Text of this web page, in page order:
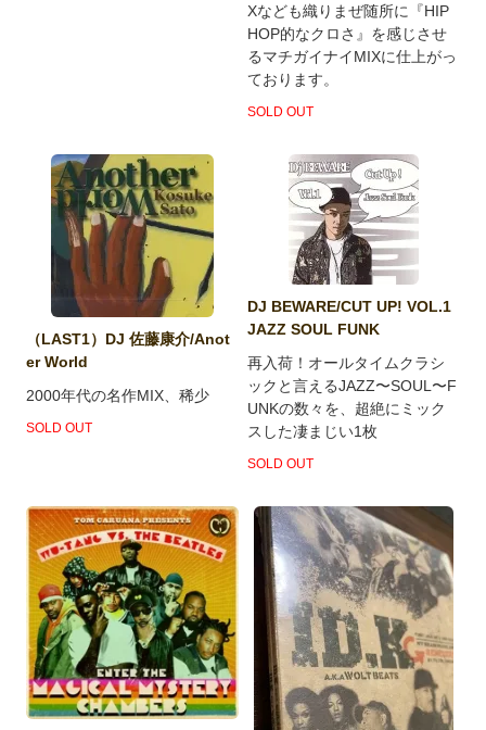
Xなども織りまぜ随所に『HIP
HOP的なクロさ』を感じさせ
るマチガイナイMIXに仕上がっ
ております。
SOLD OUT
（LAST1）DJ 佐藤康介/Anot
er World
2000年代の名作MIX、稀少
SOLD OUT
DJ BEWARE/CUT UP! VOL.1
JAZZ SOUL FUNK
再入荷！オールタイムクラシ
ックと言えるJAZZ〜SOUL〜F
UNKの数々を、超絶にミック
スした凄まじい1枚
SOLD OUT